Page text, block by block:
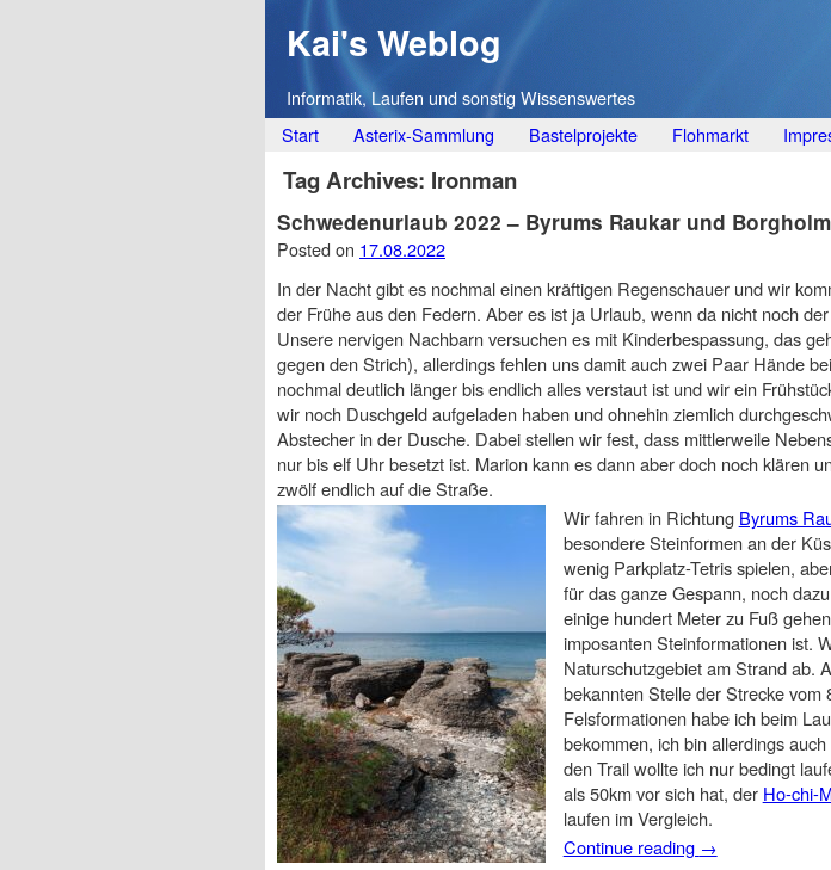
Kai's Weblog
Informatik, Laufen und sonstig Wissenswertes
Main menu
Skip
to
content
Start Asterix-Sammlung Bastelprojekte Flohmarkt
Tag Archives: Ironman
Schwedenurlaub 2022 – Byrums Raukar und
Posted on 17.08.2022
In der Nacht gibt es nochmal einen kräftigen Regenschauer und wir
der Frühe aus den Federn. Aber es ist ja Urlaub, wenn da nicht noch
Unsere nervigen Nachbarn versuchen es mit Kinderbespassung, das
gegen den Strich), allerdings fehlen uns damit auch zwei Paar Hände
nochmal deutlich länger bis endlich alles verstaut ist und wir ein
wir noch Duschgeld aufgeladen haben und ohnehin ziemlich
Abstecher in der Dusche. Dabei stellen wir fest, dass mittlerweile
nur bis elf Uhr besetzt ist. Marion kann es dann aber doch noch klären
zwölf endlich auf die Straße.
Wir fahren in Richtung Byrums
besondere Steinformen an der
wenig Parkplatz-Tetris spielen,
für das ganze Gespann, noch
einige hundert Meter zu Fuß
imposanten Steinformationen ist.
Naturschutzgebiet am Strand ab.
bekannten Stelle der Strecke vom
Felsformationen habe ich beim
bekommen, ich bin allerdings
den Trail wollte ich nur bedingt
als 50km vor sich hat, der Ho-chi-
laufen im Vergleich.
Continue reading →